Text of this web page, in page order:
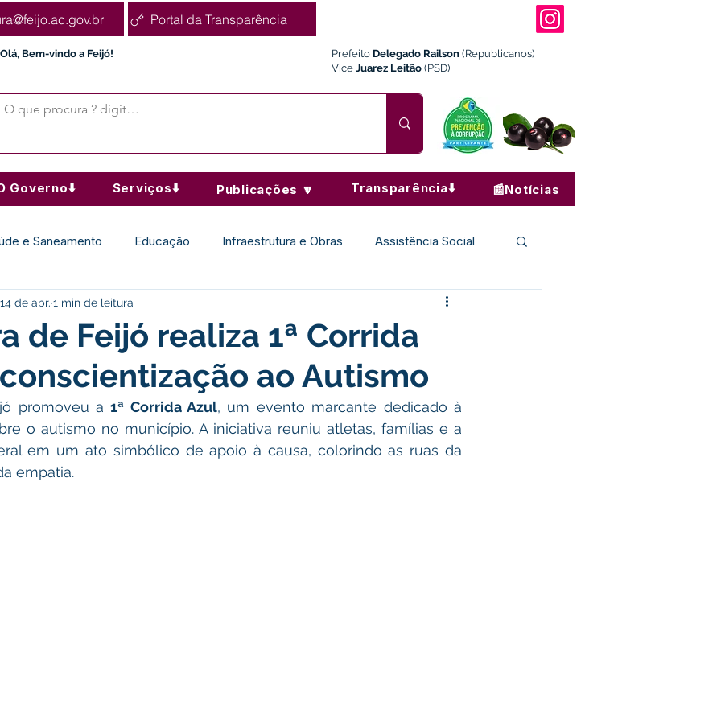
Portal da Transparência
Olá, Bem-vindo a Feijó! Prefeito Delegado Railson (Republicanos)
Vice Juarez Leitão (PSD)
Governo⬇️ Serviços⬇️ Publicações 🔽 Transparência⬇️ 📰Notícias
e Saneamento Educação Infraestrutura e Obras Assistência Social
Desporto Cultura e Lazer Institucional e Governo
Datas Comemorativas Campanhas Vacinômetro Comunicado
Informativo e Convite Emenda Parlamentar Defesa Civil
de Feijó realiza 1ª Corrida
ao Autismo
14 de abr. 1 min de leitura
promoveu a 1ª Corrida Azul, um evento marcante dedicado à
o autismo no município. A iniciativa reuniu atletas, famílias e a
em um ato simbólico de apoio à causa, colorindo as ruas da
empatia.